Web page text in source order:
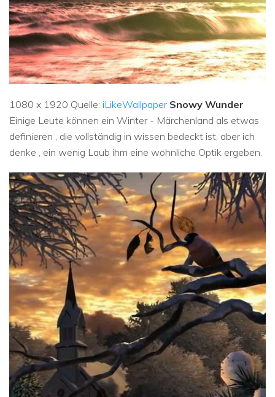
1080 x 1920 Quelle: iLikeWallpaper Snowy Wunder
Einige Leute können ein Winter - Märchenland als etwas
definieren , die vollständig in wissen bedeckt ist, aber ich
denke , ein wenig Laub ihm eine wohnliche Optik ergeben.